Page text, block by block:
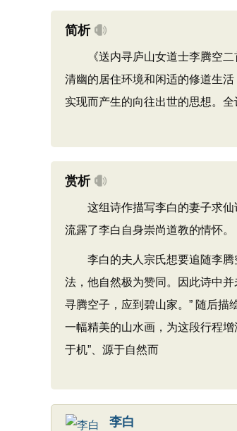
简析
《送内寻庐山女道士李腾空二
清幽的居住环境和闲适的修道生
实现而产生的向往出世的思想。
赏析
这组诗作描写李白的妻子求仙
流露了李白自身崇尚道教的情怀。
李白的夫人宗氏想要追随李腾
法，他自然极为赞同。因此诗中
寻腾空子，应到碧山家。” 随后描
一幅精美的山水画，为这段行程
于机”、源于自然而
李白